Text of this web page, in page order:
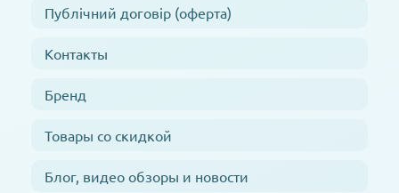
Публічний договір (оферта)
Контакты
Бренд
Товары со скидкой
Блог, видео обзоры и новости